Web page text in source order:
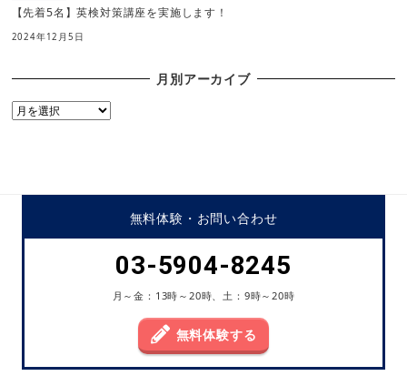
【先着5名】英検対策講座を実施します！
2024年12月5日
月別アーカイブ
月
無料体験・ お問い合わせ
03-5904-8245
月～金：13時～20時、土：9時～20時
無料体験する